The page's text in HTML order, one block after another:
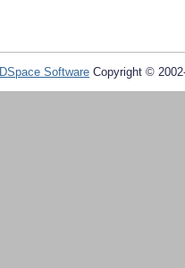
DSpace Software Copyright ©